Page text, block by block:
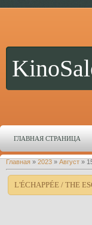
ГЛАВНАЯ СТРАНИЦА
Главная » 2023 » Август »
L'ÉCHAPPÉE / THE